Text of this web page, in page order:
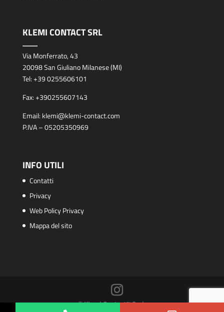
KLEMI CONTACT SRL
Via Monferrato, 43
20098 San Giuliano Milanese (MI)
Tel:+39 0255606101
Fax:+390255607143
Email: klemi@klemi-contact.com
P.IVA – 05205350969
INFO UTILI
Contatti
Privacy
Web Policy Privacy
Mappa del sito
© Klemi Contact™ S.r.l.